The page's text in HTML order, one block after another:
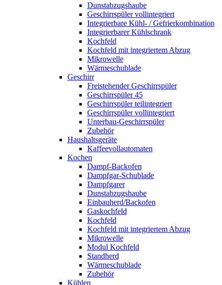
Dunstabzugshaube
Geschirrspüler vollintegriert
Integrierbare Kühl- / Gefrierkombination
Integrierbarer Kühlschrank
Kochfeld
Kochfeld mit integriertem Abzug
Mikrowelle
Wärmeschublade
Geschirr
Freistehender Geschirrspüler
Geschirrspüler 45
Geschirrspüler teilintegriert
Geschirrspüler vollintegriert
Unterbau-Geschirrspüler
Zubehör
Haushaltsgeräte
Kaffeevollautomaten
Kochen
Dampf-Backofen
Dampfgar-Schublade
Dampfgarer
Dunstabzugshaube
Einbauherd/Backofen
Gaskochfeld
Kochfeld
Kochfeld mit integriertem Abzug
Mikrowelle
Modul Kochfeld
Standherd
Wärmeschublade
Zubehör
Kühlen